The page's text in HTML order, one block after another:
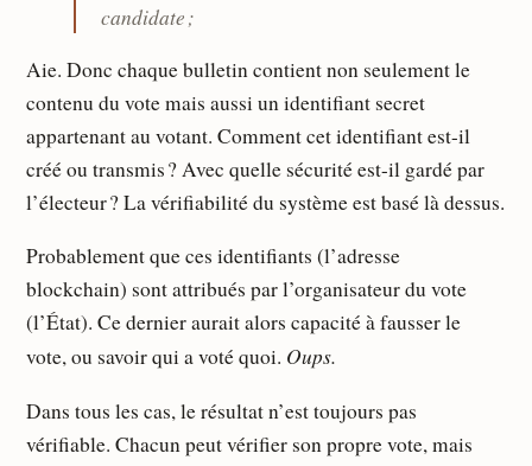
candidate ;
Aie. Donc chaque bulletin contient non seulement le
contenu du vote mais aussi un identifiant secret
appartenant au votant. Comment cet identifiant est-il
créé ou transmis ? Avec quelle sécurité est-il gardé par
l’électeur ? La vérifiabilité du système est basé là dessus.
Probablement que ces identifiants (l’adresse
blockchain) sont attribués par l’organisateur du vote
(l’État). Ce dernier aurait alors capacité à fausser le
vote, ou savoir qui a voté quoi. Oups.
Dans tous les cas, le résultat n’est toujours pas
vérifiable. Chacun peut vérifier son propre vote, mais